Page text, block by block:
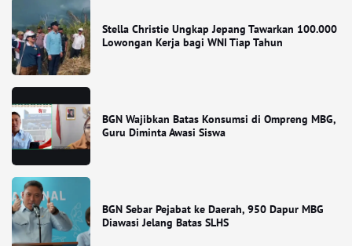
Stella Christie Ungkap Jepang Tawarkan 100.000
Lowongan Kerja bagi WNI Tiap Tahun
BGN Wajibkan Batas Konsumsi di Ompreng MBG,
Guru Diminta Awasi Siswa
BGN Sebar Pejabat ke Daerah, 950 Dapur MBG
Diawasi Jelang Batas SLHS